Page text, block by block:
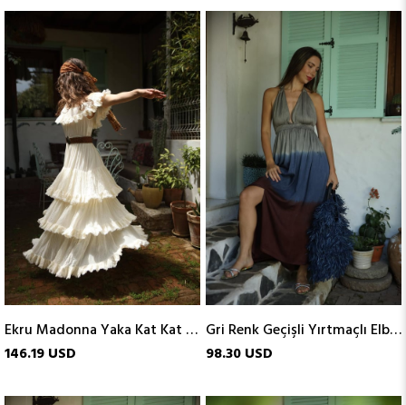
Ekru Madonna Yaka Kat Kat Elbise
146.19 USD
Gri Renk Geçişli Yırtmaçlı Elbise
98.30 USD